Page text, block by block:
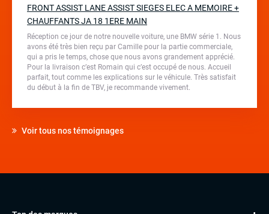
FRONT ASSIST LANE ASSIST SIEGES ELEC A MEMOIRE +
CHAUFFANTS JA 18 1ERE MAIN
Réception ce jour de notre nouvelle voiture, une BMW série 1. Nous
avons été très bien reçu par Camille pour la partie commerciale,
qui a pris le temps, chose que nous avons grandement apprécié.
Pour la livraison c’est Romain qui c’est occupé de nous. Accueil
parfait, tout comme les explications sur le véhicule. Très satisfait
du début à la fin de TBV, je recommande vivement.
Voir tous nos témoignages